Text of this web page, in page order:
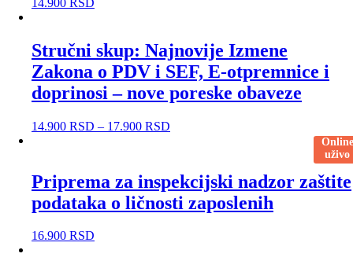
Stručni skup: Najnovije Izmene
Zakona o PDV i SEF, E-otpremnice i
doprinosi – nove poreske obaveze
14.900 RSD – 17.900 RSD
Online
uživo
Priprema za inspekcijski nadzor zaštite
podataka o ličnosti zaposlenih
16.900 RSD